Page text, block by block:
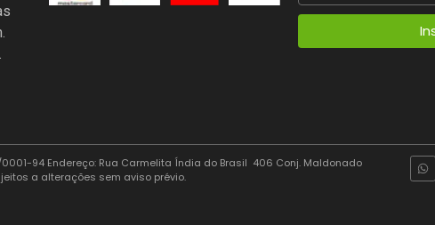
0001-94 Endereço: Rua Carmelita Índia do Brasil 406 Conj. Maldonado
a alterações sem aviso prévio.